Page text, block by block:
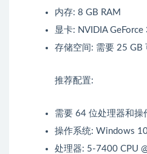
内存: 8 GB RAM
显卡: NVIDIA
存储空间: 需要 25 GB
推荐配置:
需要 64 位处理器和操
操作系统: Windows
处理器: 5-7400 CPU